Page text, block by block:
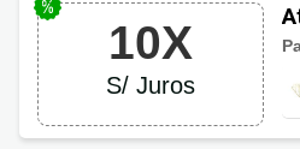
10X
S/ Juros